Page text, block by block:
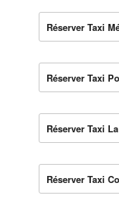
Réserver Taxi
Réserver Taxi
Réserver Taxi
Réserver Taxi